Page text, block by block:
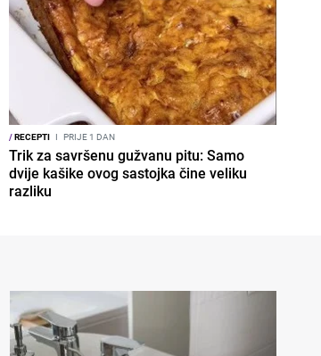
/RECEPTI I PRIJE 1 DAN
Trik za savršenu gužvanu pitu: Samo
dvije kašike ovog sastojka čine veliku
razliku